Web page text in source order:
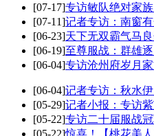
[07-17]专访敏队绝对家
[07-11]记者专访：南窗
[06-23]天下无双霸气马
[06-19]至尊服战：群雄
[06-04]专访沧州府岁月
[06-04]记者专访：秋水
[05-29]记者小报：专访
[05-22]专访二十届服战
[05-22]惊喜！【桃花美